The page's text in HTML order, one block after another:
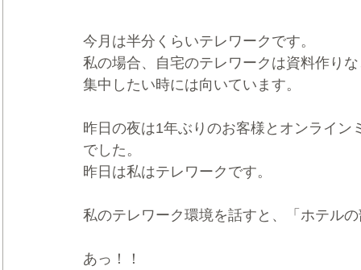
今月は半分くらいテレワークです。
私の場合、自宅のテレワークは資料作り
集中したい時には向いています。
昨日の夜は1年ぶりのお客様とオンライン
でした。
昨日は私はテレワークです。
私のテレワーク環境を話すと、「ホテル
あっ！！